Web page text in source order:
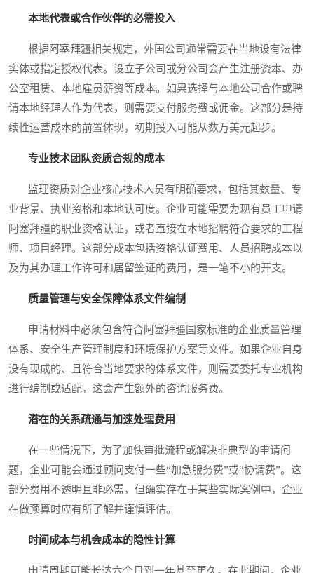
本地代表或合作伙伴的必需投入
根据阿塞拜疆相关规定，外国公司通常需要在当地设有法律
实体或指定授权代表。设立子公司或分公司会产生注册资本、办
公室租赁、本地雇员薪资等成本。如果选择与本地公司合作或聘
请本地经理人作为代表，则需要支付服务费或佣金。这部分是持
续性运营成本的前置体现，初期投入可能从数万美元起步。
专业技术团队资质合规的成本
监理资质对企业核心技术人员有明确要求，包括其数量、专
业背景、执业资格和本地认可度。企业可能需要为现有员工申请
阿塞拜疆的职业资格认证，或者直接在本地招聘符合要求的工程
师、项目经理。这部分成本包括资格认证费用、人员招聘成本以
及为其办理工作许可和居留签证的费用，是一笔不小的开支。
质量管理与安全保障体系文件编制
申请材料中必须包含符合阿塞拜疆国家标准的企业质量管理
体系、安全生产管理制度和环境保护方案等文件。如果企业自身
没有现成的、且符合当地要求的体系文件，则需要委托专业机构
进行编制或适配，这会产生额外的咨询服务费。
潜在的关系疏通与加速处理费用
在一些情况下，为了加快审批流程或解决非典型的申请问
题，企业可能会通过顾问支付一些“加急服务费”或“协调费”。这
部分费用不透明且非必需，但确实存在于某些实际案例中，企业
在做预算时应有所了解并谨慎评估。
时间成本与机会成本的隐性计算
申请周期可能长达六个月到一年甚至更久。在此期间，企业